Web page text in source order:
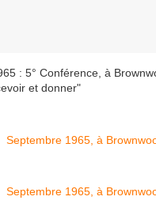
: 5° Conférence, à
et donner"